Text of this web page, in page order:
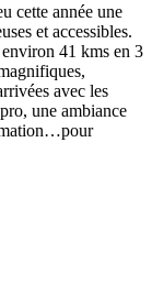
cette année une
et accessibles.
environ 41 kms en 3
avec les
une ambiance